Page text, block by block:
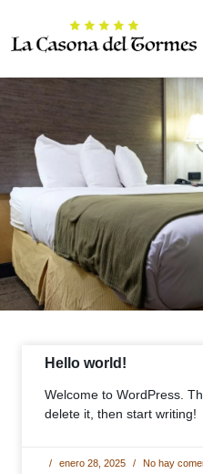
Hello world!
Welcome to WordPress.
delete it, then start writing!
enero 28, 2025 No hay